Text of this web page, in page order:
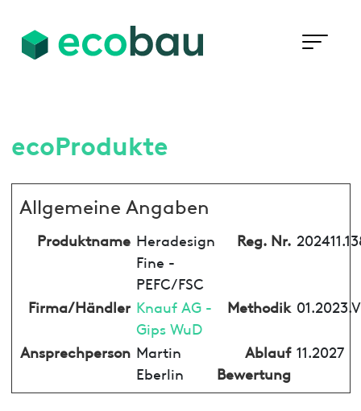
ecoProdukte
Allgemeine Angaben
Produktname Heradesign
Fine -
PEFC/FSC
Reg. Nr.
Firma/Händler Knauf AG -
Gips WuD
Methodik
Ansprechperson Martin
Eberlin
Ablauf
Bewertung
11.2027